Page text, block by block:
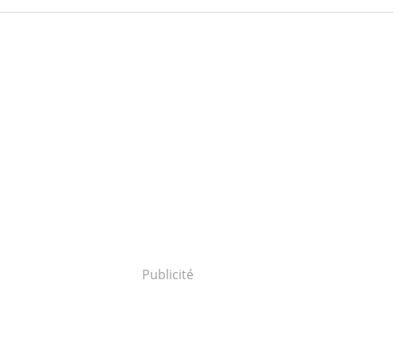
Publicité